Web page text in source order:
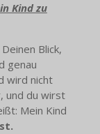
Kind zu
Blick,
genau
wird nicht
und du wirst
Mein Kind